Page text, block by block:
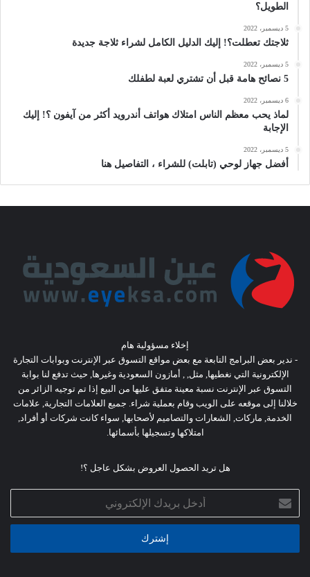
الطويل؟
5 ديسمبر، 2022
ثلاجتك تعطلت؟! إليك الدليل الكامل لشراء ثلاجة جديدة
5 ديسمبر، 2022
5 نصائح هامة قبل أن تشتري لعبة لطفلك
6 ديسمبر، 2022
لماذ يحب معظم الناس امتلاك هواتف أندرويد أكثر من آيفون ؟! إليك
الإجابة
5 ديسمبر، 2022
أفضل جهاز لوحي (تابلت) للشراء ، التفاصيل هنا
إخلاء مسؤولية هام
- ندير بعض البرامج التابعة مع بعض مواقع التسوق عبر الإنترنت وبوابات التجارة
الإلكترونية التي نغطيها, مثل, , أمازون السعودية وغيرها, حيث تدفع لنا بوابة
التسوق عبر الإنترنت نسبة معينة متفق عليها من البيع إذا تم توجيه الزائر من
خلالنا إلى موقعه على الويب وقام بعملية شراء. جميع العلامات التجارية, علامات
الخدمة, ماركات, الشعارات والتصاميم لأصحابها, سواء كانت شركات أو أفراد,
امتلاكها وتسجيلها بأسمائها.
هل تريد الحصول العروض بشكل عاجل ؟!
بريدك
الإلكتروني